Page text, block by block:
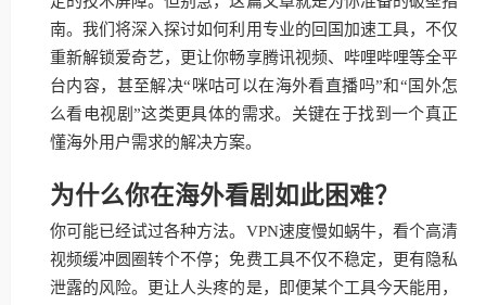
南。我们将深入探讨如何利用专业的回国加速工具，不仅
重新解锁爱奇艺，更让你畅享腾讯视频、哔哩哔哩等全平
台内容，甚至解决“咪咕可以在海外看直播吗”和“国外怎
么看电视剧”这类更具体的需求。关键在于找到一个真正
懂海外用户需求的解决方案。
为什么你在海外看剧如此困难？
你可能已经试过各种方法。VPN速度慢如蜗牛，看个高清
视频缓冲圆圈转个不停；免费工具不仅不稳定，更有隐私
泄露的风险。更让人头疼的是，即便某个工具今天能用，